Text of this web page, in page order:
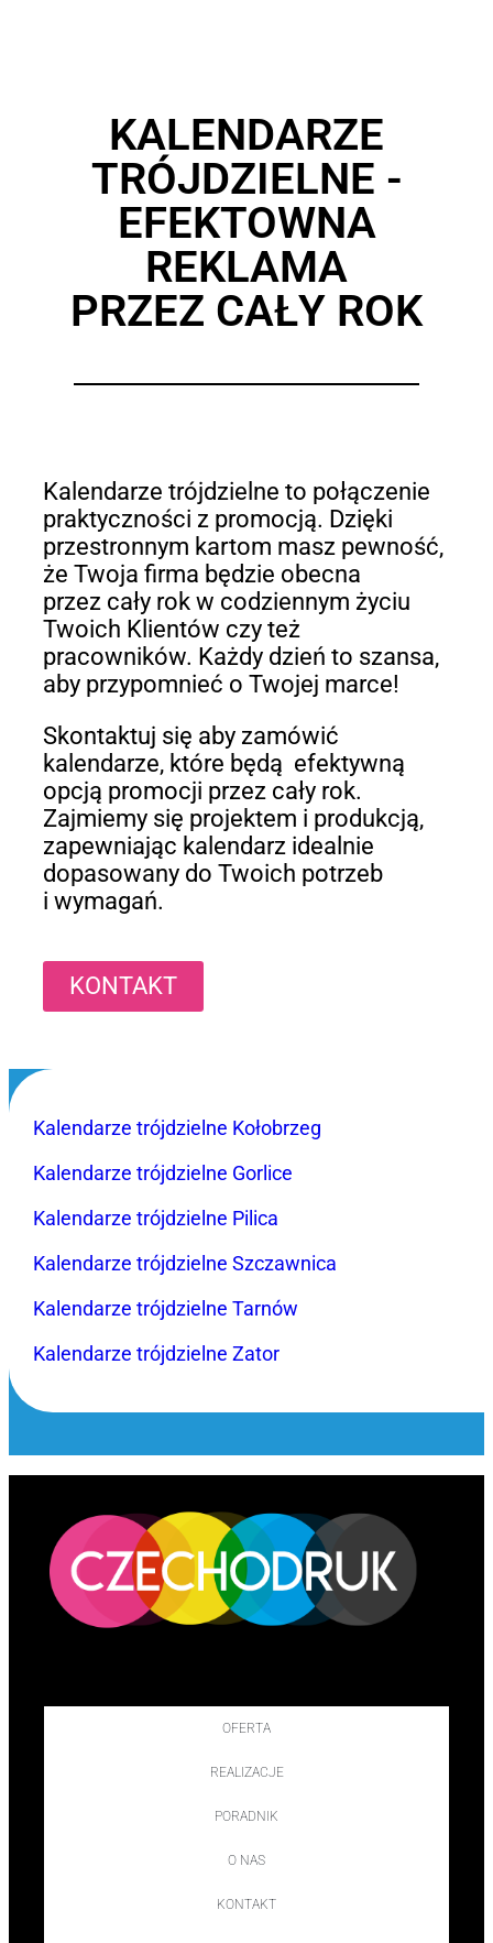
KALENDARZE
TRÓJDZIELNE -
EFEKTOWNA
REKLAMA
PRZEZ CAŁY ROK
Kalendarze trójdzielne to połączenie
praktyczności z promocją. Dzięki
przestronnym kartom masz pewność,
że Twoja firma będzie obecna
przez cały rok w codziennym życiu
Twoich Klientów czy też
pracowników. Każdy dzień to szansa,
aby przypomnieć o Twojej marce!
Skontaktuj się aby zamówić
kalendarze, które będą efektywną
opcją promocji przez cały rok.
Zajmiemy się projektem i produkcją,
zapewniając kalendarz idealnie
dopasowany do Twoich potrzeb
i wymagań.
KONTAKT
Kalendarze trójdzielne Kołobrzeg
Kalendarze trójdzielne Gorlice
Kalendarze trójdzielne Pilica
Kalendarze trójdzielne Szczawnica
Kalendarze trójdzielne Tarnów
Kalendarze trójdzielne Zator
OFERTA
REALIZACJE
PORADNIK
O NAS
KONTAKT